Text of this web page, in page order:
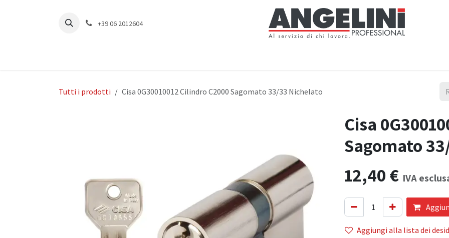
+39 06 2012604
Tutti i prodotti Cisa 0G30010012 Cilindro C2000 Sagomato 33/33 Nichelato
Cisa
Sagomato
12,40€ IVA
Aggiungi alla lista dei